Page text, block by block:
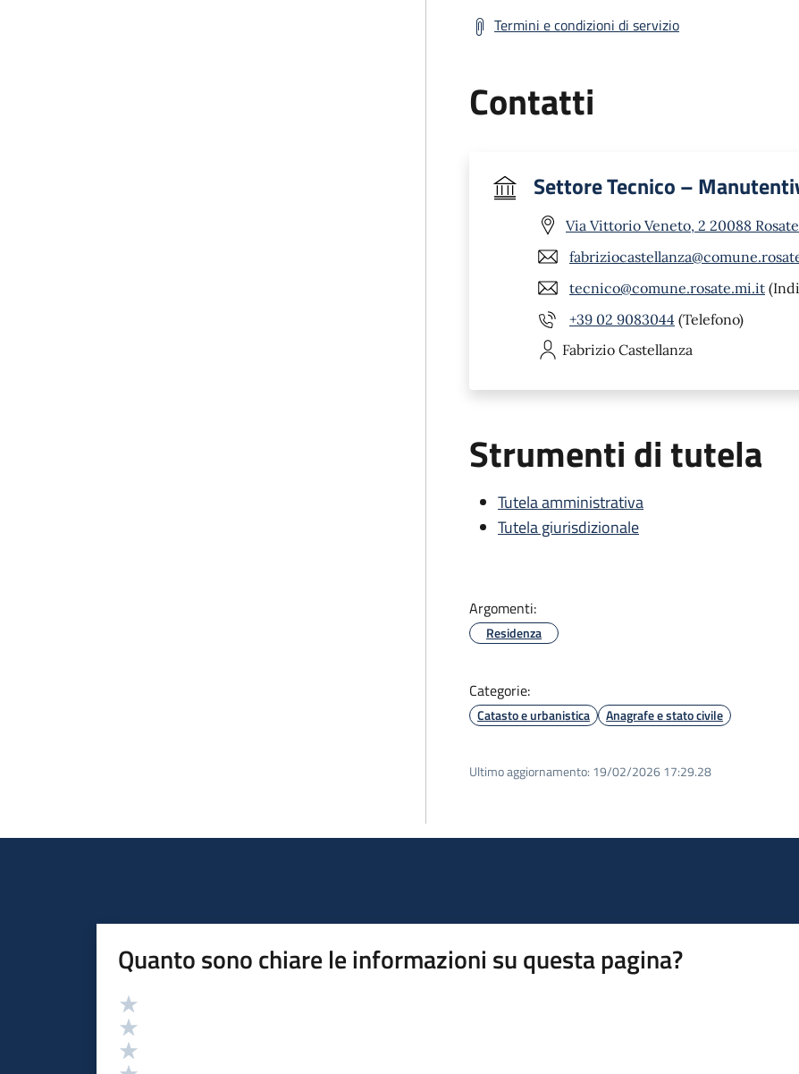
Termini e condizioni di servizio
Contatti
Settore Tecnico –
Via Vittorio Veneto, 2 20088
tecnico@comune.rosate.mi.it
+39 02 9083044 (Telefono)
Fabrizio Castellanza
Strumenti di tutela
Tutela amministrativa
Tutela giurisdizionale
Argomenti:
Residenza
Categorie:
Catasto e urbanistica Anagrafe e stato civile
Ultimo aggiornamento: 19/02/2026 17:29.28
Quanto sono chiare le informazioni su questa pagina?
Valutazione